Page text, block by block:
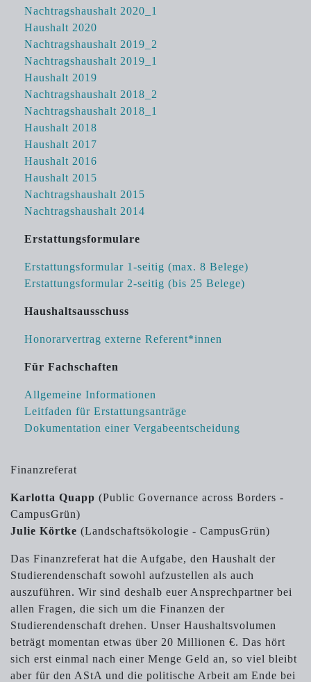
Nachtragshaushalt 2020_1
Haushalt 2020
Nachtragshaushalt 2019_2
Nachtragshaushalt 2019_1
Haushalt 2019
Nachtragshaushalt 2018_2
Nachtragshaushalt 2018_1
Haushalt 2018
Haushalt 2017
Haushalt 2016
Haushalt 2015
Nachtragshaushalt 2015
Nachtragshaushalt 2014
Erstattungsformulare
Erstattungsformular 1-seitig (max. 8 Belege)
Erstattungsformular 2-seitig (bis 25 Belege)
Haushaltsausschuss
Honorarvertrag externe Referent*innen
Für Fachschaften
Allgemeine Informationen
Leitfaden für Erstattungsanträge
Dokumentation einer Vergabeentscheidung
Finanzreferat
Karlotta Quapp (Public Governance across Borders -
CampusGrün)
Julie Körtke (Landschaftsökologie - CampusGrün)
Das Finanzreferat hat die Aufgabe, den Haushalt der
Studierendenschaft sowohl aufzustellen als auch
auszuführen. Wir sind deshalb euer Ansprechpartner bei
allen Fragen, die sich um die Finanzen der
Studierendenschaft drehen. Unser Haushaltsvolumen
beträgt momentan etwas über 20 Millionen €. Das hört
sich erst einmal nach einer Menge Geld an, so viel bleibt
aber für den AStA und die politische Arbeit am Ende bei